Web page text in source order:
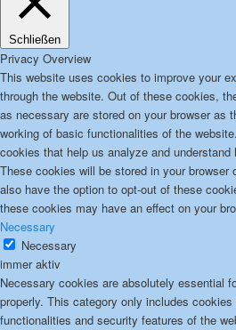
Schließen
Privacy Overview
This website uses cookies to improve your
through the website. Out of these cookies,
as necessary are stored on your browser as
working of basic functionalities of the
cookies that help us analyze and
These cookies will be stored in your browser
also have the option to opt-out of these
these cookies may have an effect on your
Necessary
Necessary
immer aktiv
Necessary cookies are absolutely essential
properly. This category only includes
functionalities and security features of the